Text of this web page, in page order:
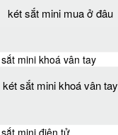
két sắt mini mua ở đâu
két sắt mini khoá vân tay